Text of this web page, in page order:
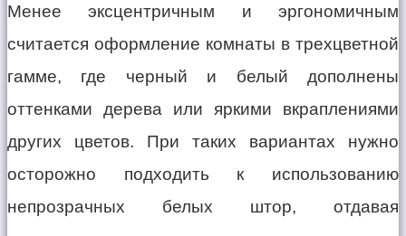
Менее эксцентричным и эргономичным
считается оформление комнаты в трехцветной
гамме, где черный и белый дополнены
оттенками дерева или яркими вкраплениями
других цветов. При таких вариантах нужно
осторожно подходить к использованию
непрозрачных белых штор, отдавая